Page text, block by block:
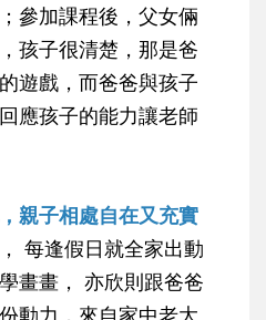
參加課程後，父女倆
孩子很清楚，那是爸
遊戲，而爸爸與孩子
應孩子的能力讓老師
親子相處自在又充實
每逢假日就全家出動
畫畫， 亦欣則跟爸爸
動力，來自家中老大